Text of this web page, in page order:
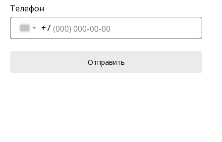
Телефон
+7
Отправить